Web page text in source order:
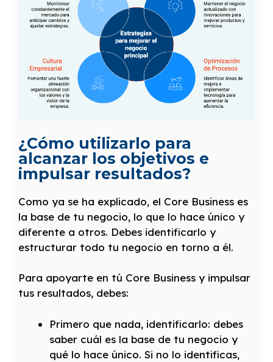
¿Cómo utilizarlo para
alcanzar los objetivos e
impulsar resultados?
Como ya se ha explicado, el Core Business es
la base de tu negocio, lo que lo hace único y
diferente a otros. Debes identificarlo y
estructurar todo tu negocio en torno a él.
Para apoyarte en tú Core Business y impulsar
tus resultados, debes:
Primero que nada, identificarlo: debes
saber cuál es la base de tu negocio y
qué lo hace único. Si no lo identificas,